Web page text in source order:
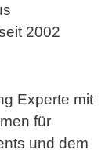
2002
Experte mit
für
und dem